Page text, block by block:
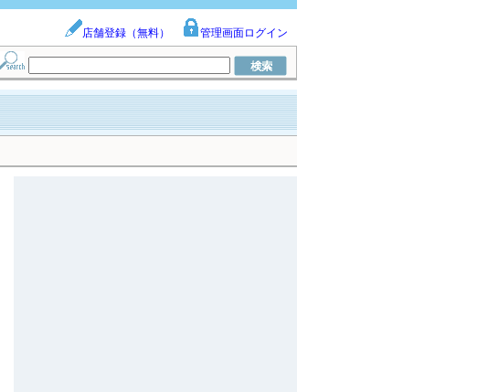
店舗登録（無料） 管理画面ログイン